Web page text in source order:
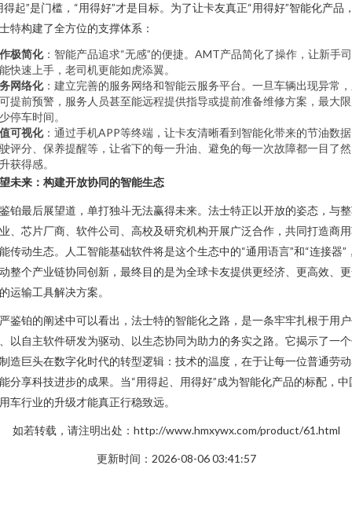
得起”是门槛，“用得好”才是目标。为了让卡友真正“用得好”智能化产品
特构建了全方位的支撑体系：
极简化：智能产品追求“无感”的便捷。AMT产品简化了操作，让新手
快速上手，老司机更能如虎添翼。
网络化：建立完善的服务网络和智能云服务平台。一旦车辆出现异常
提前预警，服务人员甚至能远程提供指导或提前准备维修方案，最大
停车时间。
可视化：通过手机APP等终端，让卡友清晰看到智能化带来的节油数
评分、保养提醒等，让省下的每一升油、避免的每一次故障都一目了
获得感。
未来：构建开放协同的智能生态
铂最后展望道，单打独斗无法赢得未来。法士特正以开放的姿态，与
、芯片厂商、软件公司、高校及研究机构开展广泛合作，共同打造商
传动生态。人工智能基础软件将是这个生态中的“通用语言”和“连接器”
整个产业链协同创新，最终目的是为全球卡友提供更经济、更高效、
运输工具解决方案。
鉴铂的阐述中可以看出，法士特的智能化之路，是一条牢牢扎根于用
以自主软件研发为驱动、以生态协同为助力的务实之路。它揭示了一
造巨头在数字化时代的转型逻辑：技术的温度，在于让每一位普通劳
分享科技进步的成果。当“用得起、用得好”成为智能化产品的标配，中
车行业的升级才能真正行稳致远。
如若转载，请注明出处：http://www.hmxywx.com/product/61.html
更新时间：2026-08-06 03:41:57